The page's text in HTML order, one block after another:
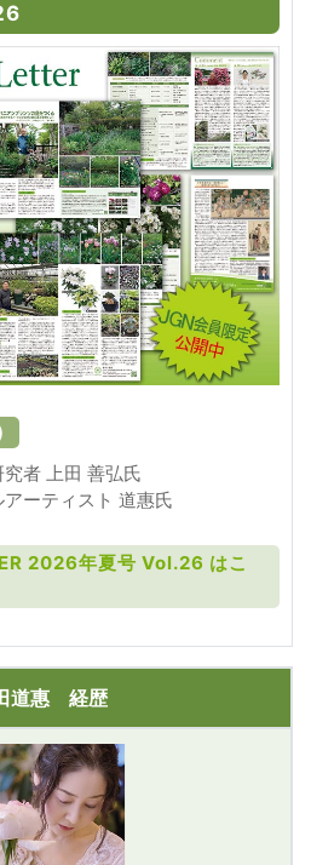
者 上田 善弘氏
ーティスト 道惠氏
2026年夏号 Vol.26 はこ
道惠 経歴